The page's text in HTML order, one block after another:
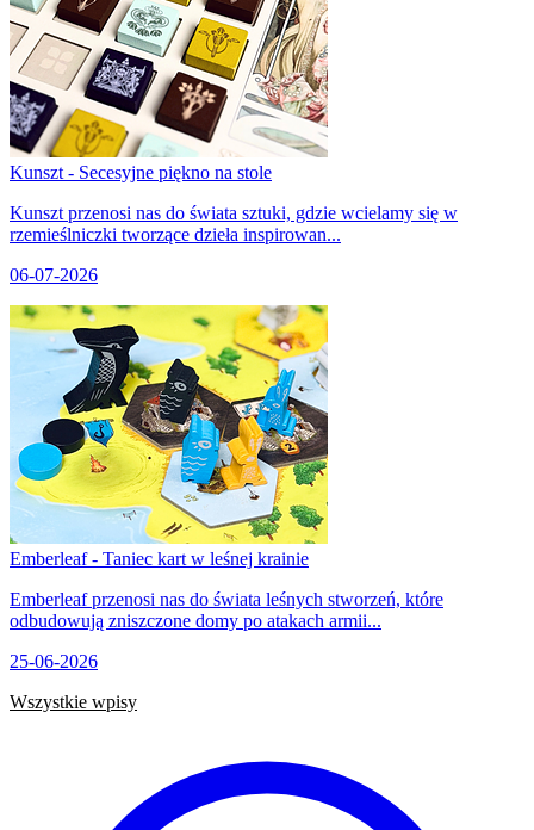
Kunszt - Secesyjne piękno na stole
Kunszt przenosi nas do świata sztuki, gdzie wcielamy się w
rzemieślniczki tworzące dzieła inspirowan...
06-07-2026
Emberleaf - Taniec kart w leśnej krainie
Emberleaf przenosi nas do świata leśnych stworzeń, które
odbudowują zniszczone domy po atakach armii...
25-06-2026
Wszystkie wpisy